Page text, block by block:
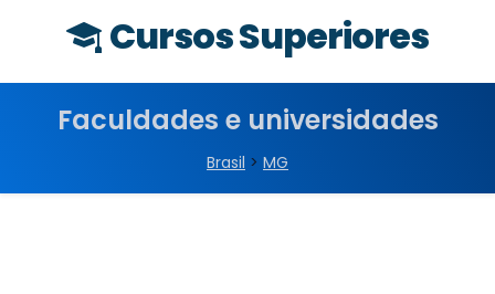
Cursos Superiores
Faculdades e universidades
Brasil > MG